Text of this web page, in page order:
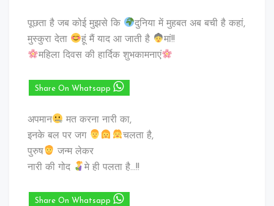
पूछता है जब कोई मुझसे कि
दुनिया में मुहबत अब बची है कहां,
मुस्कुरा देता
हूं मैं याद आ जाती है
मां!!
महिला दिवस की हार्दिक शुभकामनाएं
Share On Whatsapp
अपमान
मत करना नारी का,
इनके बल पर जग
चलता है,
पुरुष
जन्म लेकर
नारी की गोद
मे ही पलता है…!!
Share On Whatsapp